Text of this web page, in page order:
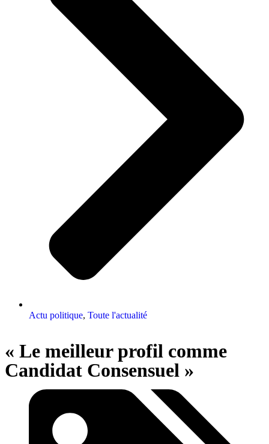
Actu politique, Toute l'actualité
« Le meilleur profil comme
Candidat Consensuel »